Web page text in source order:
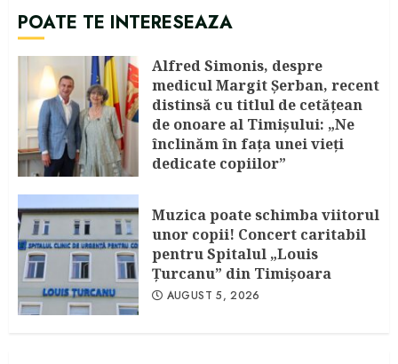
POATE TE INTERESEAZA
Alfred Simonis, despre
medicul Margit Şerban, recent
distinsă cu titlul de cetățean
de onoare al Timişului: „Ne
înclinăm în fața unei vieți
dedicate copiilor”
Muzica poate schimba viitorul
unor copii! Concert caritabil
pentru Spitalul „Louis
Ţurcanu” din Timişoara
AUGUST 5, 2026